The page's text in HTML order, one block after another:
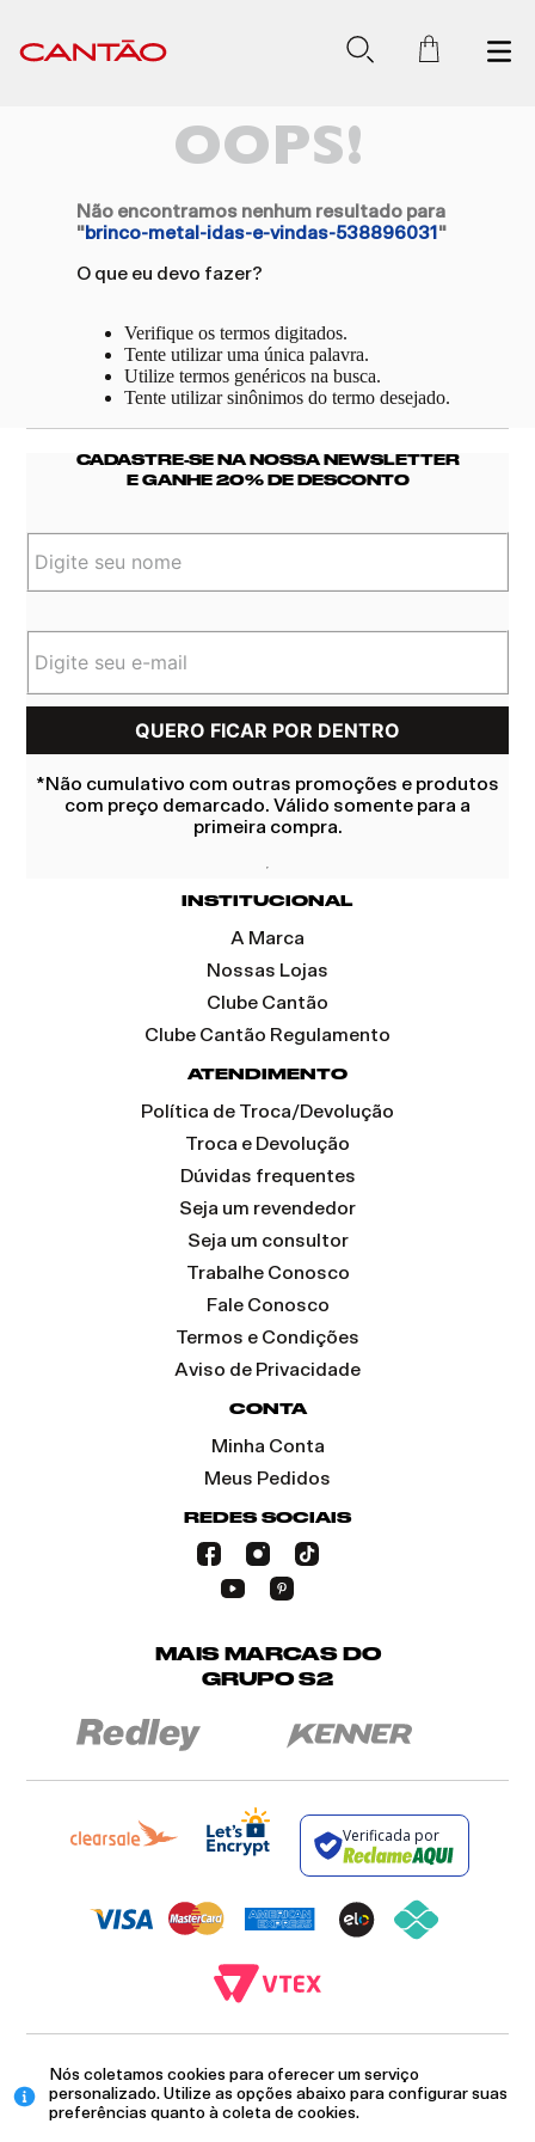
Nós coletamos cookies para oferecer um serviço
personalizado. Utilize as opções abaixo para configurar suas
preferências quanto à coleta de cookies.
OOPS!
Não encontramos nenhum resultado para
"brinco-metal-idas-e-vindas-538896031 "
O que eu devo fazer?
Verifique os termos digitados.
Tente utilizar uma única palavra.
Utilize termos genéricos na busca.
Tente utilizar sinônimos do termo desejado.
CADASTRE-SE NA NOSSA NEWSLETTER
E GANHE 20% DE DESCONTO
*Não cumulativo com outras promoções e produtos
com preço demarcado. Válido somente para a
primeira compra.
INSTITUCIONAL
A Marca
Nossas Lojas
Clube Cantão
Clube Cantão Regulamento
ATENDIMENTO
Política de Troca/Devolução
Troca e Devolução
Dúvidas frequentes
Seja um revendedor
Seja um consultor
Trabalhe Conosco
Fale Conosco
Termos e Condições
Aviso de Privacidade
CONTA
Minha Conta
Meus Pedidos
REDES SOCIAIS
MAIS MARCAS DO
GRUPO S2
Verificada por
12.093.445/0002-23
RUA JUMECY RODRIGUES GOMES, 331 - ANEXO 2 - CENTRO - PIRAÍ - RIO DE
JANEIRO. CEP.: 27.175-000